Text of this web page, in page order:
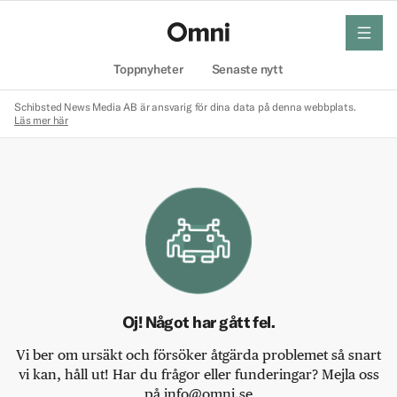
Toppnyheter Senaste nytt
meny
Schibsted News Media AB är ansvarig för dina data på denna webbplats.
Läs mer här
Oj! Något har gått fel.
Vi ber om ursäkt och försöker åtgärda problemet så snart
vi kan, håll ut! Har du frågor eller funderingar? Mejla oss